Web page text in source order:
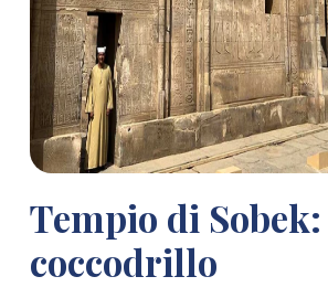
Tempio di
coccodrillo